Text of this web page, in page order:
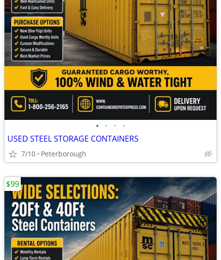
• • • •
USED STEEL STORAGE CONTAINERS
7/10 Peterborough
$99